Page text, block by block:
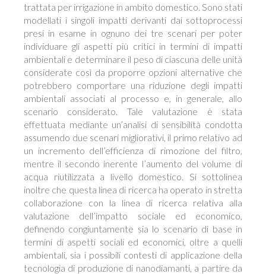
trattata per irrigazione in ambito domestico. Sono stati
modellati i singoli impatti derivanti dai sottoprocessi
presi in esame in ognuno dei tre scenari per poter
individuare gli aspetti più critici in termini di impatti
ambientali e determinare il peso di ciascuna delle unità
considerate così da proporre opzioni alternative che
potrebbero comportare una riduzione degli impatti
ambientali associati al processo e, in generale, allo
scenario considerato. Tale valutazione è stata
effettuata mediante un’analisi di sensibilità condotta
assumendo due scenari migliorativi, il primo relativo ad
un incremento dell’efficienza di rimozione del filtro,
mentre il secondo inerente l’aumento del volume di
acqua riutilizzata a livello domestico. Si sottolinea
inoltre che questa linea di ricerca ha operato in stretta
collaborazione con la linea di ricerca relativa alla
valutazione dell’impatto sociale ed economico,
definendo congiuntamente sia lo scenario di base in
termini di aspetti sociali ed economici, oltre a quelli
ambientali, sia i possibili contesti di applicazione della
tecnologia di produzione di nanodiamanti, a partire da